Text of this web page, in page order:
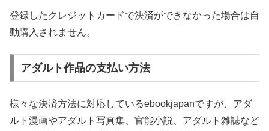
登録したクレジットカードで決済ができなかった場合は自
動購入されません。
アダルト作品の支払い方法
様々な決済方法に対応しているebookjapanですが、アダ
ルト漫画やアダルト写真集、官能小説、アダルト雑誌など